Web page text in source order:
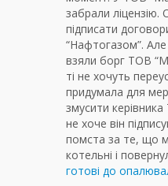
забрали ліцензію.
підписати
“Нафтогазом”.
взяли борг ТОВ
ті не хочуть
придумала для
змусити
не хоче він
помста за те, що
котельні і
готові до